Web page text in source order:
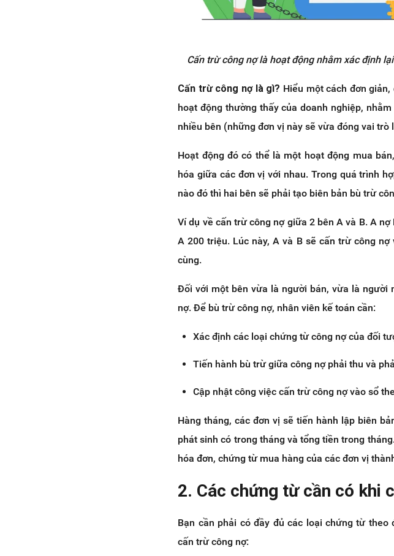
Cấn trừ công nợ là hoạt động nhằm xác định
Cấn trừ công nợ là gì? Hiểu một cách đơn
hoạt động thường thấy của doanh nghiệp,
nhiều bên (những đơn vị này sẽ vừa đóng vai
Hoạt động đó có thể là một hoạt động mua
hóa giữa các đơn vị với nhau. Trong quá trình
nào đó thì hai bên sẽ phải tạo biên bản bù trừ
Ví dụ về cấn trừ công nợ giữa 2 bên A và B. A
A 200 triệu. Lúc này, A và B sẽ cấn trừ công
cùng.
Đối với một bên vừa là người bán, vừa là người
nợ. Để bù trừ công nợ, nhân viên kế toán cần:
Xác định các loại chứng từ công nợ của đối
Tiến hành bù trừ giữa công nợ phải thu và
Cập nhật công việc cấn trừ công nợ vào sổ
Hàng tháng, các đơn vị sẽ tiến hành lập biên
phát sinh có trong tháng và tổng tiền trong
hóa đơn, chứng từ mua hàng của các đơn vị
2. Các chứng từ cần có khi
Bạn cần phải có đầy đủ các loại chứng từ
cấn trừ công nợ: